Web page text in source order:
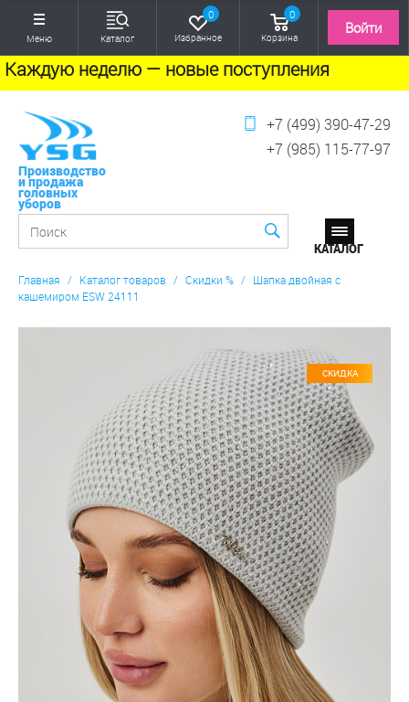
Меню Каталог
0
Избранное
0
Корзина
Войти
Каждую неделю — новые поступления
Производство
и продажа
головных
уборов
+7 (499) 390-47-29
+7 (985) 115-77-97
Главная / Каталог товаров / Скидки % / Шапка двойная с
кашемиром ESW 24111
СКИДКА